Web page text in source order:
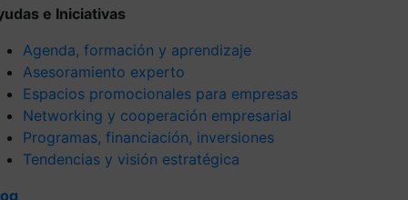
e Iniciativas
Agenda, formación y aprendizaje
Asesoramiento experto
Espacios promocionales para empresas
Networking y cooperación empresarial
Programas, financiación, inversiones
Tendencias y visión estratégica